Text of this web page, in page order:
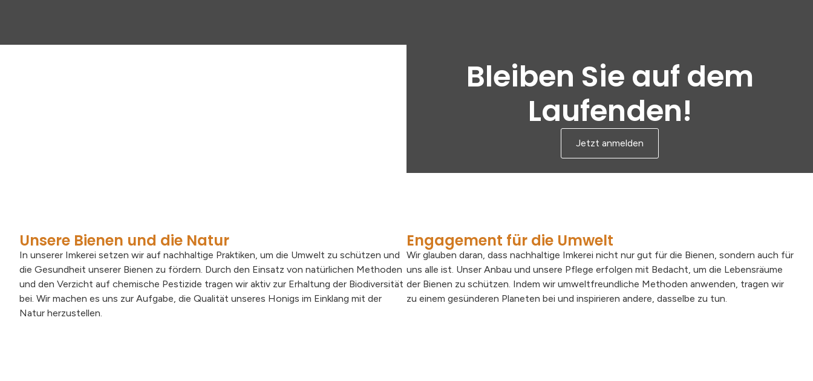
Bleiben Sie auf dem
Laufenden!
Jetzt anmelden
Unsere Bienen und die Natur
In unserer Imkerei setzen wir auf nachhaltige Praktiken, um die Umwelt zu schützen und
die Gesundheit unserer Bienen zu fördern. Durch den Einsatz von natürlichen Methoden
und den Verzicht auf chemische Pestizide tragen wir aktiv zur Erhaltung der Biodiversität
bei. Wir machen es uns zur Aufgabe, die Qualität unseres Honigs im Einklang mit der
Natur herzustellen.
Engagement für die Umwelt
Wir glauben daran, dass nachhaltige Imkerei nicht nur gut für die Bienen, sondern auch für
uns alle ist. Unser Anbau und unsere Pflege erfolgen mit Bedacht, um die Lebensräume
der Bienen zu schützen. Indem wir umweltfreundliche Methoden anwenden, tragen wir
zu einem gesünderen Planeten bei und inspirieren andere, dasselbe zu tun.